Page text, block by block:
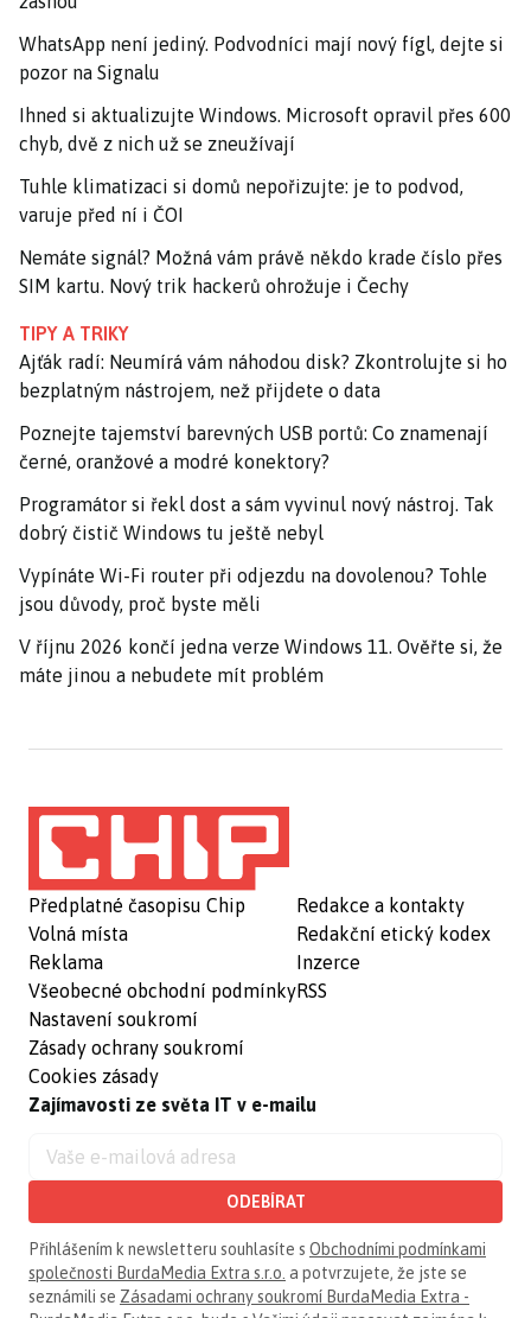
WhatsApp není jediný. Podvodníci mají nový fígl, dejte si
pozor na Signalu
Ihned si aktualizujte Windows. Microsoft opravil přes 600
chyb, dvě z nich už se zneužívají
Tuhle klimatizaci si domů nepořizujte: je to podvod,
varuje před ní i ČOI
Nemáte signál? Možná vám právě někdo krade číslo přes
SIM kartu. Nový trik hackerů ohrožuje i Čechy
TIPY A TRIKY
Ajťák radí: Neumírá vám náhodou disk? Zkontrolujte si ho
bezplatným nástrojem, než přijdete o data
Poznejte tajemství barevných USB portů: Co znamenají
černé, oranžové a modré konektory?
Programátor si řekl dost a sám vyvinul nový nástroj. Tak
dobrý čistič Windows tu ještě nebyl
Vypínáte Wi-Fi router při odjezdu na dovolenou? Tohle
jsou důvody, proč byste měli
V říjnu 2026 končí jedna verze Windows 11. Ověřte si, že
máte jinou a nebudete mít problém
Předplatné časopisu Chip
Volná místa
Reklama
Všeobecné obchodní podmínky
Nastavení soukromí
Zásady ochrany soukromí
Cookies zásady
Redakce a kontakty
Redakční etický kodex
Inzerce
RSS
Zajímavosti ze světa IT v e-mailu
ODEBÍRAT
Přihlášením k newsletteru souhlasíte s Obchodními podmínkami
společnosti BurdaMedia Extra s.r.o. a potvrzujete, že jste se
seznámili se Zásadami ochrany soukromí BurdaMedia Extra -